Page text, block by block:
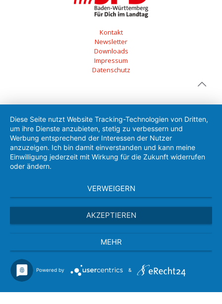
Kontakt
Newsletter
Downloads
Impressum
Datenschutz
Diese Seite nutzt Website Tracking-Technologien von Dritten,
um ihre Dienste anzubieten, stetig zu verbessern und
Werbung entsprechend der Interessen der Nutzer
anzuzeigen. Ich bin damit einverstanden und kann meine
Einwilligung jederzeit mit Wirkung für die Zukunft widerrufen
oder ändern.
VERWEIGERN
AKZEPTIEREN
MEHR
Powered by &